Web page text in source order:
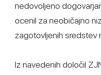
nedovoljeno
ocenil za neobičajno
zagotovljenih sredstev
Iz navedenih določil